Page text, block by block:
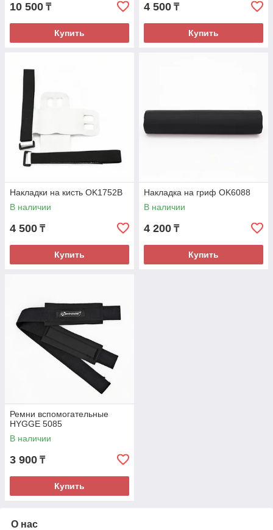
10 500 ₸
Купить
4 500 ₸
Купить
Накладки на кисть OK1752B
В наличии
4 500 ₸
Купить
Накладка на гриф OK6088
В наличии
4 200 ₸
Купить
Ремни вспомогательные
HYGGE 5085
В наличии
3 900 ₸
Купить
О нас